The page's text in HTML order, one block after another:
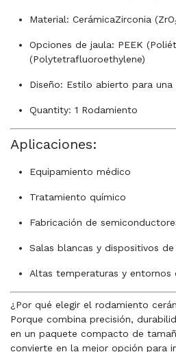
Material: CerámicaZirconia
Opciones de jaula: PEEK
(Polytetrafluoroethylene)
Diseño: Estilo abierto para
Quantity: 1 Rodamiento
Aplicaciones:
Equipamiento médico
Tratamiento químico
Fabricación de
Salas blancas y dispositivos
Altas temperaturas y entornos
¿Por qué elegir el rodamiento
Porque combina precisión,
en un paquete compacto de
convierte en la mejor opción para